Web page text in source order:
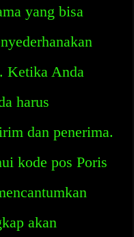
yang bisa
Ketika Anda
harus
dan penerima.
kode pos Poris
akan